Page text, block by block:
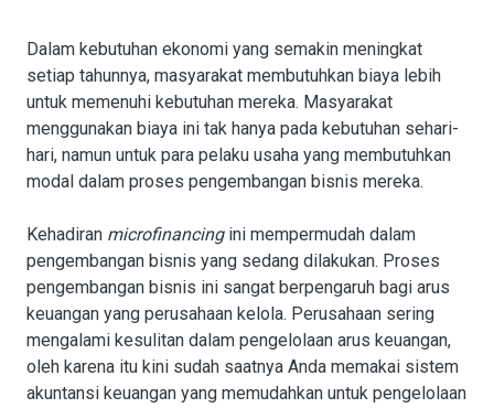
Dalam kebutuhan ekonomi yang semakin meningkat
setiap tahunnya, masyarakat membutuhkan biaya lebih
untuk memenuhi kebutuhan mereka. Masyarakat
menggunakan biaya ini tak hanya pada kebutuhan sehari-
hari, namun untuk para pelaku usaha yang membutuhkan
modal dalam proses pengembangan bisnis mereka.
Kehadiran microfinancingini mempermudah dalam
pengembangan bisnis yang sedang dilakukan. Proses
pengembangan bisnis ini sangat berpengaruh bagi arus
keuangan yang perusahaan kelola. Perusahaan sering
mengalami kesulitan dalam pengelolaan arus keuangan,
oleh karena itu kini sudah saatnya Anda memakai sistem
akuntansi keuangan yang memudahkan untuk pengelolaan